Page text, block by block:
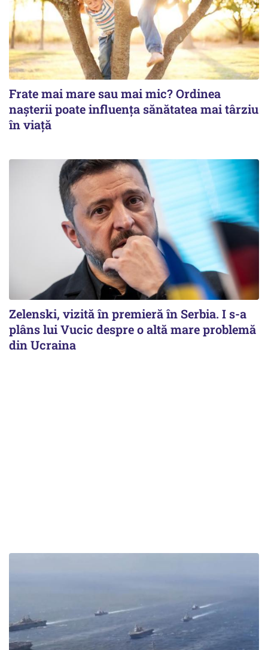
Frate mai mare sau mai mic? Ordinea
nașterii poate influența sănătatea mai târziu
în viață
Zelenski, vizită în premieră în Serbia. I s-a
plâns lui Vucic despre o altă mare problemă
din Ucraina